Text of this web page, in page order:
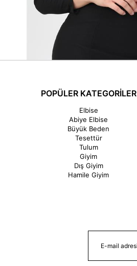
POPÜLER KATEGORİLER
Elbise
Abiye Elbise
Büyük Beden
Tesettür
Tulum
Giyim
Dış Giyim
Hamile Giyim